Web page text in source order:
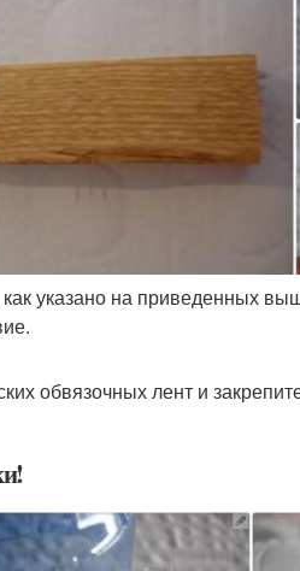
указано на приведенных
обвязочных лент и